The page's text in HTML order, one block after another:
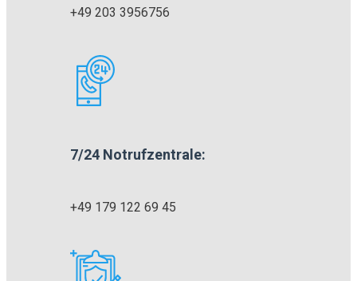
+49 203 3956756
7/24 Notrufzentrale:
+49 179 122 69 45